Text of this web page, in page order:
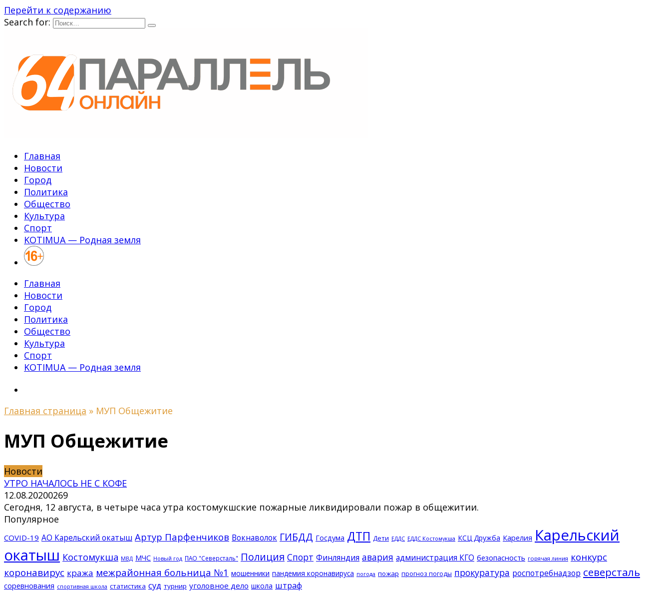
Перейти к содержанию
Search for:
Главная
Новости
Город
Политика
Общество
Культура
Спорт
KOTIMUA — Родная земля
Главная
Новости
Город
Политика
Общество
Культура
Спорт
KOTIMUA — Родная земля
Главная страница » МУП Общежитие
МУП Общежитие
Новости
УТРО НАЧАЛОСЬ НЕ С КОФЕ
12.08.20200269
Сегодня, 12 августа, в четыре часа утра костомукшские пожарные ликвидировали пожар в общежитии.
Популярное
COVID-19 АО Карельский окатыш Артур Парфенчиков Вокнаволок ГИБДД Госдума ДТП Дети ЕДДС ЕДДС Костомукша КСЦ Дружба Карелия Карельский
окатыш Костомукша МВД МЧС Новый год ПАО "Северсталь" Полиция Спорт Финляндия авария администрация КГО безопасность горячая линия конкурс
коронавирус кража межрайонная больница №1 мошенники пандемия коронавируса погода пожар прогноз погоды прокуратура роспотребнадзор северсталь
соревнования спортивная школа статистика суд турнир уголовное дело школа штраф